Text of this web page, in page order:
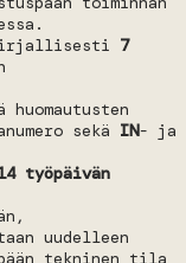
kirjallisesti 7
sekä IN- ja
työpäivän
uudelleen
tekninen tila